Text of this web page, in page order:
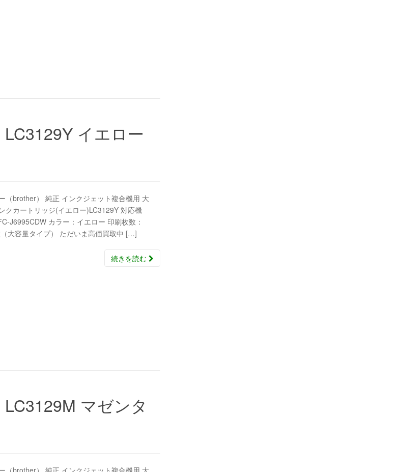
イエロー
（brother） 純正 インクジェット複合機用 大
クカートリッジ(イエロー)LC3129Y 対応機
J6995CDW カラー：イエロー 印刷枚数：
大容量タイプ） ただいま高価買取中 […]
続きを読む
マゼンタ
（brother） 純正 インクジェット複合機用 大